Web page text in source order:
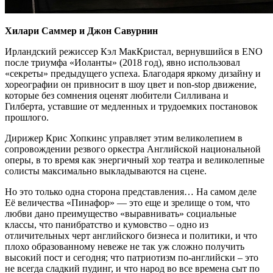
Хилари Саммер и Джон Савурнин
Ирландский режиссер Кэл МакКристал, вернувшийся в ENO
после триумфа «Иоланты» (2018 год), явно использовал
«секреты» предыдущего успеха. Благодаря яркому дизайну и
хореографии он привносит в шоу цвет и non-stop движение,
которые без сомнения оценят любители Силливана и
Гилберта, уставшие от медленных и трудоемких постановок
прошлого.
Дирижер Крис Хопкинс управляет этим великолепием в
сопровождении резвого оркестра Английской национальной
оперы, в то время как энергичный хор театра и великолепные
солисты максимально выкладываются на сцене.
Но это только одна сторона представления… На самом деле
Её величества «Пинафор» — это еще и зрелище о том, что
любви дано преимущество «выравнивать» социальные
классы, что панибратство и кумовство – одно из
отличительных черт английского бизнеса и политики, и что
плохо образованному невеже не так уж сложно получить
высокий пост и сегодня; что патриотизм по-английски – это
не всегда сладкий пудинг, и что народ во все времена сыт по